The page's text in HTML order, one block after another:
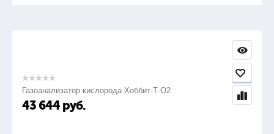
Газоанализатор кислорода Хоббит-Т-О2
43 644 руб.